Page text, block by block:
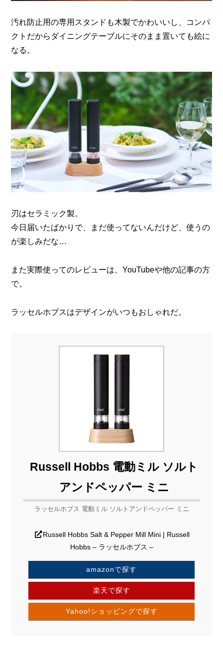
汚れ防止用の専用スタンドも木製でかわいいし、
コンパ
クトだからダイニングテーブルにそのまま置いても絵に
なる。
刃はセラミック製。
今日届いたばかりで、まだ使ってないんだけど、使うの
が楽しみだな…
また実際使ってのレビューは、YouTubeや他の記事の方
で。
ラッセルホブスはデザインがいつもおしゃれだ。
Russell Hobbs 電動ミル ソルト
アンドペッパー ミニ
ラッセルホブス 電動ミル ソルトアンドペッパー ミニ
Russell Hobbs Salt & Pepper Mill Mini | Russell
Hobbs – ラッセルホブス –
amazonで探す
楽天で探す
Yahoo!ショッピングで探す